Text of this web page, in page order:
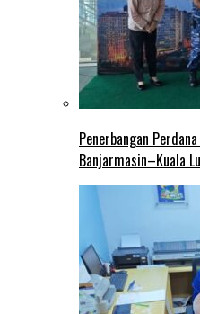
Penerbangan
Banjarmasin–Kuala